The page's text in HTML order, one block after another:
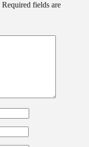
Required fields are